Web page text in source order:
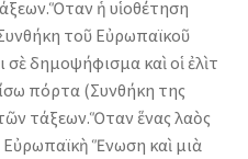
ἡ υἱοθέτηση
τοῦ Εὐρωπαϊκοῦ
δημοψήφισμα καὶ οἱ ἐλὶτ
πόρτα (Συνθήκη της
τάξεων.Ὅταν ἕνας λαὸς
Εὐρωπαϊκὴ Ἕνωση καὶ μιὰ